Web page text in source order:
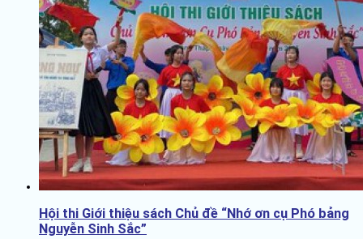
Hội thi Giới thiệu sách Chủ đề “Nhớ ơn cụ Phó bảng
Nguyễn Sinh Sắc”